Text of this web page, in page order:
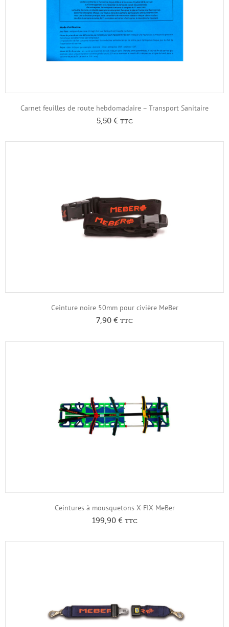
Carnet feuilles de route hebdomadaire – Transport Sanitaire
5,50 € TTC
Ceinture noire 50mm pour civière MeBer
7,90 € TTC
Ceintures à mousquetons X-FIX MeBer
199,90 € TTC